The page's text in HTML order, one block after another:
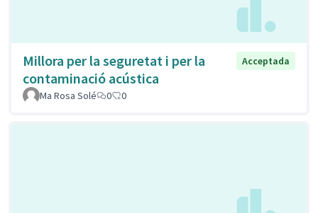
Millora per la seguretat i per la
contaminació acústica
Acceptada
Ma Rosa Solé 0 0